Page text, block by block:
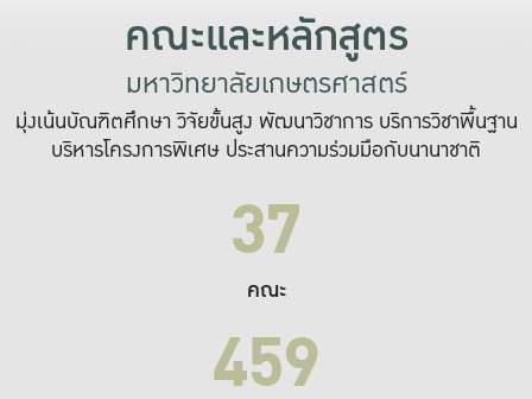
คณะและหลักสูตร
มหาวิทยาลัยเกษตรศาสตร์
มุ่งเน้นบัณฑิตศึกษา วิจัยขั้นสูง พัฒนาวิชาการ บริการวิชาพื้นฐาน
บริหารโครงการพิเศษ ประสานความร่วมมือกับนานาชาติ
37
คณะ
459